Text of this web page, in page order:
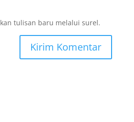
tulisan baru melalui surel.